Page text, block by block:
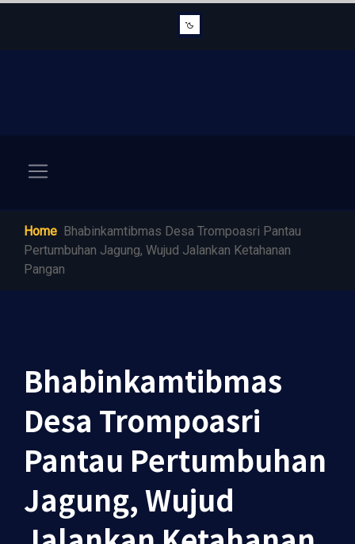
Home Bhabinkamtibmas Desa Trompoasri Pantau
Pertumbuhan Jagung, Wujud Jalankan Ketahanan
Pangan
Bhabinkamtibmas
Desa Trompoasri
Pantau Pertumbuhan
Jagung, Wujud